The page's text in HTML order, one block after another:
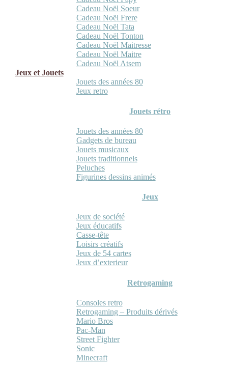
Cadeau Noël Soeur
Cadeau Noël Frere
Cadeau Noël Tata
Cadeau Noël Tonton
Cadeau Noël Maitresse
Cadeau Noël Maitre
Cadeau Noël Atsem
Jeux et Jouets
Jouets des années 80
Jeux retro
Jouets rétro
Jouets des années 80
Gadgets de bureau
Jouets musicaux
Jouets traditionnels
Peluches
Figurines dessins animés
Jeux
Jeux de société
Jeux éducatifs
Casse-tête
Loisirs créatifs
Jeux de 54 cartes
Jeux d’exterieur
Retrogaming
Consoles retro
Retrogaming – Produits dérivés
Mario Bros
Pac-Man
Street Fighter
Sonic
Minecraft